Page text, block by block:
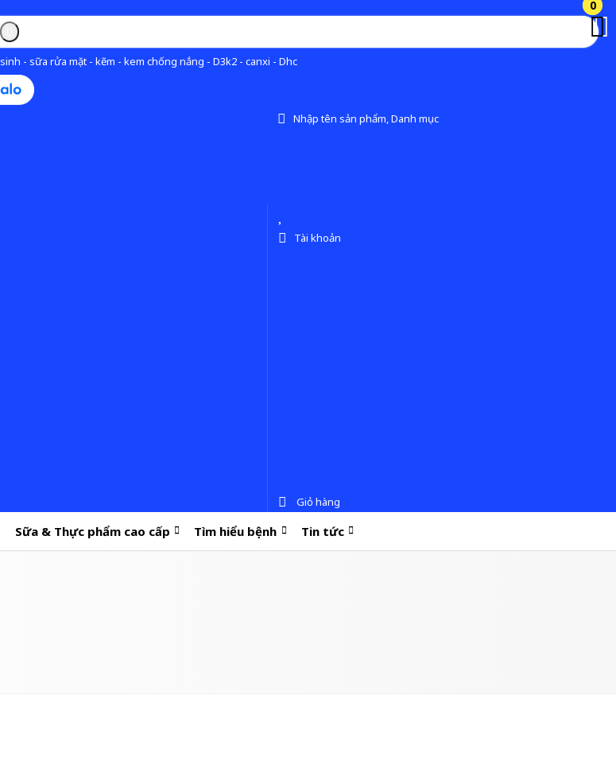
- sữa rửa mặt - kẽm - kem chống nắng - D3k2 - canxi - Dhc
Nhập tên sản phẩm, Danh mục
0
Tài khoản
0
Giỏ hàng
Sữa & Thực phẩm cao cấp Tìm hiểu bệnh Tin tức